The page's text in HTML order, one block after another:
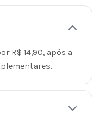
R$ 14,90, após a